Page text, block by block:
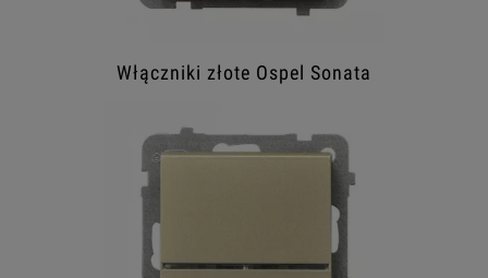
Włączniki złote Ospel Sonata